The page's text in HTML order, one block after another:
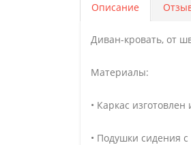
Описание
Диван-кровать, от
Материалы:
• Каркас
• Подушки сидения